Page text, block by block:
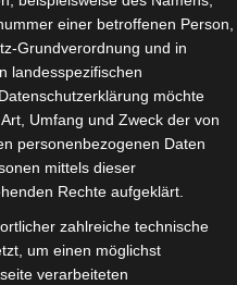
Halloween-Fest.
einer betroffenen Person,
Grundverordnung und in
landesspezifischen
möchte
Umfang und Zweck der von
personenbezogenen Daten
mittels dieser
Rechte aufgeklärt.
zahlreiche technische
um einen möglichst
verarbeiteten